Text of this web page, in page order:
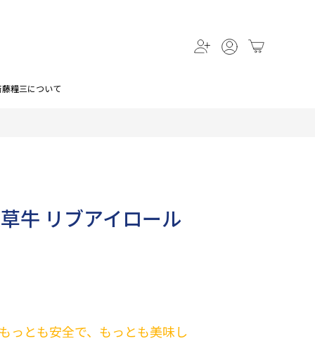
糧三について
牛 リブアイロール
っとも安全で、もっとも美味し